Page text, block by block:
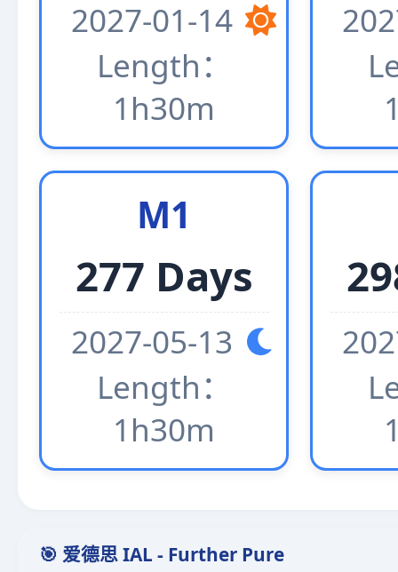
2027-01-14
Length：
1h30m
M1
277 Days
2027-05-13
Length：
1h30m
🎯 爱德思 IAL - Further Pure